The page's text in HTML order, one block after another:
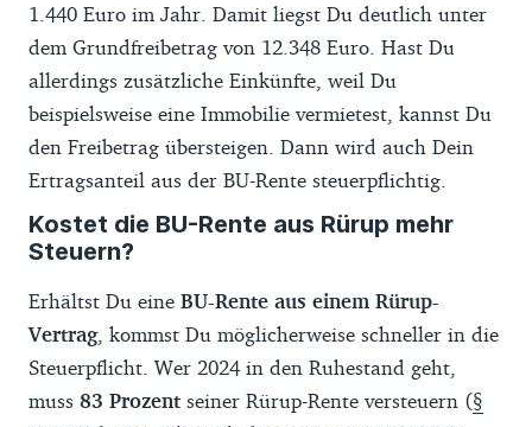
1.440 Euro im Jahr. Damit liegst Du deutlich unter
dem Grundfreibetrag von 12.348 Euro. Hast Du
allerdings zusätzliche Einkünfte, weil Du
beispielsweise eine Immobilie vermietest, kannst Du
den Freibetrag übersteigen. Dann wird auch Dein
Ertragsanteil aus der BU-Rente steuerpflichtig.
Kostet die BU-Rente aus Rürup mehr
Steuern?
Erhältst Du eine BU-Rente aus einem Rürup-
Vertrag, kommst Du möglicherweise schneller in die
Steuerpflicht. Wer 2024 in den Ruhestand geht,
muss 83 Prozent seiner Rürup-Rente versteuern (§